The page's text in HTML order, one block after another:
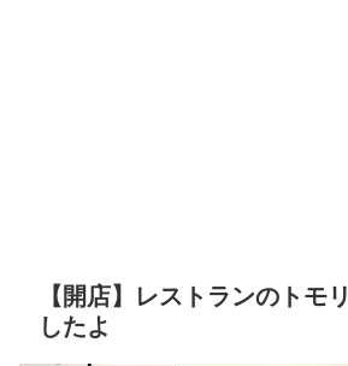
【開店】レストランのトモ
したよ